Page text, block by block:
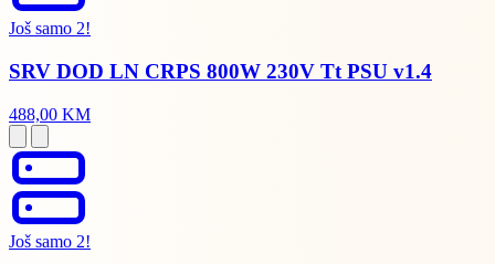
Još samo 2!
SRV DOD LN CRPS 800W 230V Tt PSU v1.4
488,00 KM
Još samo 2!